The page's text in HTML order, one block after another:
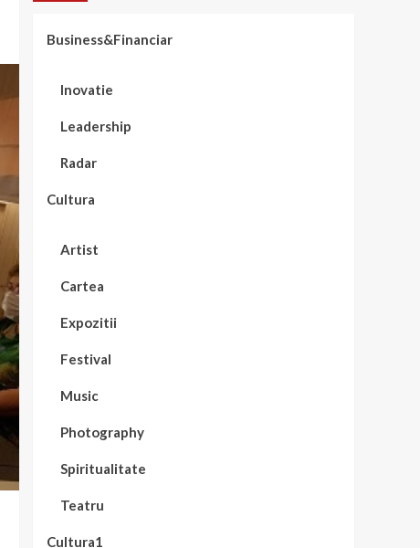
Business&Financiar
Inovatie
Leadership
Radar
Cultura
Artist
Cartea
Expozitii
Festival
Music
Photography
Spiritualitate
Teatru
Cultura1